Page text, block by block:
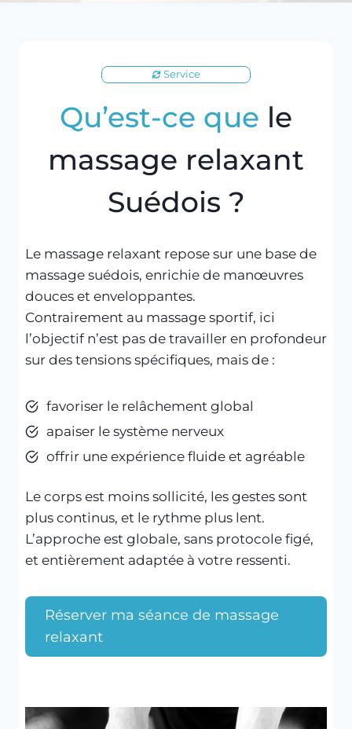
Service
Qu’est-ce que le
massage relaxant
Suédois ?
Le massage relaxant repose sur une base de
massage suédois, enrichie de manœuvres
douces et enveloppantes.
Contrairement au massage sportif, ici
l’objectif n’est pas de travailler en profondeur
sur des tensions spécifiques, mais de :
favoriser le relâchement global
apaiser le système nerveux
offrir une expérience fluide et agréable
Le corps est moins sollicité, les gestes sont
plus continus, et le rythme plus lent.
L’approche est globale, sans protocole figé,
et entièrement adaptée à votre ressenti.
Réserver ma séance de massage
relaxant